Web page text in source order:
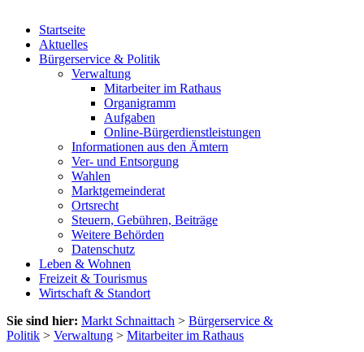
Startseite
Aktuelles
Bürgerservice & Politik
Verwaltung
Mitarbeiter im Rathaus
Organigramm
Aufgaben
Online-Bürgerdienstleistungen
Informationen aus den Ämtern
Ver- und Entsorgung
Wahlen
Marktgemeinderat
Ortsrecht
Steuern, Gebühren, Beiträge
Weitere Behörden
Datenschutz
Leben & Wohnen
Freizeit & Tourismus
Wirtschaft & Standort
Sie sind hier: Markt Schnaittach > Bürgerservice &
Politik > Verwaltung > Mitarbeiter im Rathaus